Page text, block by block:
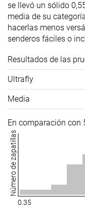
se llevó un sólido
media de su
hacerlas menos
senderos fáciles o
Resultados de las
Ultrafly
Media
En comparación con
Número de zapatillas
0.35